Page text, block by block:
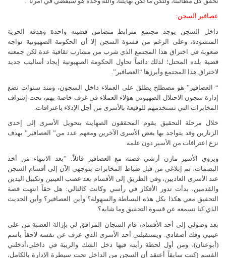
عصافير السجن:
داخل السجن يوجد مجتمع مترابط متضامن قضيته واحدة وهدفه الحرية
المنشودة، وعلى الرغم من قسوة السجن إلا أن الحكومة الصهيونية تواجه
صعوبة في اختراق هذا المجتمع الذي شرب من مشارب ثقافية عدة لكن جمعته
قضية بلده المحتل؛ لذلك دائماً تحاول الحكومة الصهيونية إيجاد أساليب جديد
لاختراق هذا المجتمع وأبرزها “العصافير”.
“ العصافير” هو مصطلح يطلق على العملاء داخل السجون، ومنذ سنوات تضع
إدارة سجون الاحتلال الصهيوني هؤلاء العملاء في غرف خاصة بهم، تحت إشراف
المخابرات التي تستخدمهم للوقيعة بالأسرى من أجل الإدلاء باعترافات.
خلال مرحلة التحقيق يقوم المحققون الصهاينة بتحويل الأسرى إلى إحدى
الزنازين وقد يتواجد بها بعض الأسرى الآخرين ومعهم عدد من” العصافير” بهدف
نزع اعترافات من الأسير دون علمه.
ويروي الأسير مازن أرشي قصته مع العصافير قائلاً: ”بعد الانتهاء من أخذ
البصمات، تم إبلاغي من قبل ضباط المخابرات بتوجهي الآن إلى أقسام السجن
عند الأسرى العاديين، وفي الطريق إلى الأقسام بعد عصب العينين وتكبيل اليدين
والقدمين، بدأت تدور الأفكار في رأسي وكانت كالتالي: هل حقاً انتهت قصة
التحقيق معي هكذا بكل هذه البساطة والسهولة؟ وأين العصافير؟ وأين الحديث
الذي كنا نسمعه عن قسوة التحقيق وما شابه؟.
بعد وصولي إلى أحد الأقسام، قام السجان المرافق لي بإزالة العصبة من على
عينيي وفك أصفادي. ويستقبلني أحد الأسرى الذي عرف عن نفسه لاحقاً باسم
(أبوعنان)، ومن أول لحظة رأيته فيها دخل الشك والريبة في داخلي،أدخلني
القسم (كنت سابقاً أعتقد أن السجن من الداخل تحت سيطرة الإدارة بالكامل،